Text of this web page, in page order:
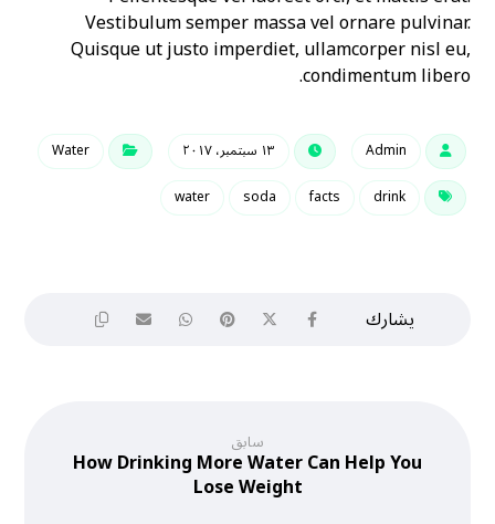
Vestibulum semper massa vel ornare pulvinar.
Quisque ut justo imperdiet, ullamcorper nisl eu,
condimentum libero.
Admin ١٣ سبتمبر، ٢٠١٧
Water
drink
facts
soda
water
سابق
How Drinking More Water Can Help You
Lose Weight